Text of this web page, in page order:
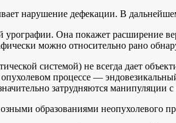
нарушение дефекации. В
урографии. Она покажет расширение
можно относительно рано
системой) не всегда дает
процессе —
затрудняются манипуляции
образованиями неопухолевого